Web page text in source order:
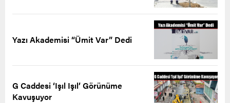
Yazı Akademisi “Ümit Var” Dedi
G Caddesi ‘Işıl Işıl’ Görünüme
Kavuşuyor